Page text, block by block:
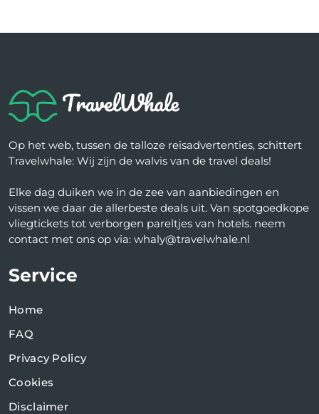
Op het web, tussen de talloze reisadvertenties, schittert
Travelwhale: Wij zijn de walvis van de travel deals!
Elke dag duiken we in de zee van aanbiedingen en
vissen we daar de allerbeste deals uit. Van spotgoedkope
vliegtickets tot verborgen pareltjes van hotels. neem
contact met ons op via: whaly@travelwhale.nl
Service
Home
FAQ
Privacy Policy
Cookies
Disclaimer